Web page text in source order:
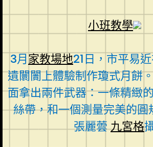
小班教學
3月家教場地21日，市平易
遺闤闠上體驗制作瓊式月餅
面拿出兩件武器：一條精緻
絲帶，和一個測量完美的圓
張麗蕓九宮格